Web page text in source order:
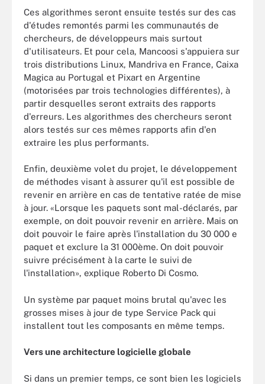
Ces algorithmes seront ensuite testés sur des cas
d'études remontés parmi les communautés de
chercheurs, de développeurs mais surtout
d'utilisateurs. Et pour cela, Mancoosi s'appuiera sur
trois distributions Linux, Mandriva en France, Caixa
Magica au Portugal et Pixart en Argentine
(motorisées par trois technologies différentes), à
partir desquelles seront extraits des rapports
d'erreurs. Les algorithmes des chercheurs seront
alors testés sur ces mêmes rapports afin d'en
extraire les plus performants.
Enfin, deuxième volet du projet, le développement
de méthodes visant à assurer qu'il est possible de
revenir en arrière en cas de tentative ratée de mise
à jour. «Lorsque les paquets sont mal-déclarés, par
exemple, on doit pouvoir revenir en arrière. Mais on
doit pouvoir le faire après l'installation du 30 000 e
paquet et exclure la 31 000ème. On doit pouvoir
suivre précisément à la carte le suivi de
l'installation», explique Roberto Di Cosmo.
Un système par paquet moins brutal qu'avec les
grosses mises à jour de type Service Pack qui
installent tout les composants en même temps.
Vers une architecture logicielle globale
Si dans un premier temps, ce sont bien les logiciels